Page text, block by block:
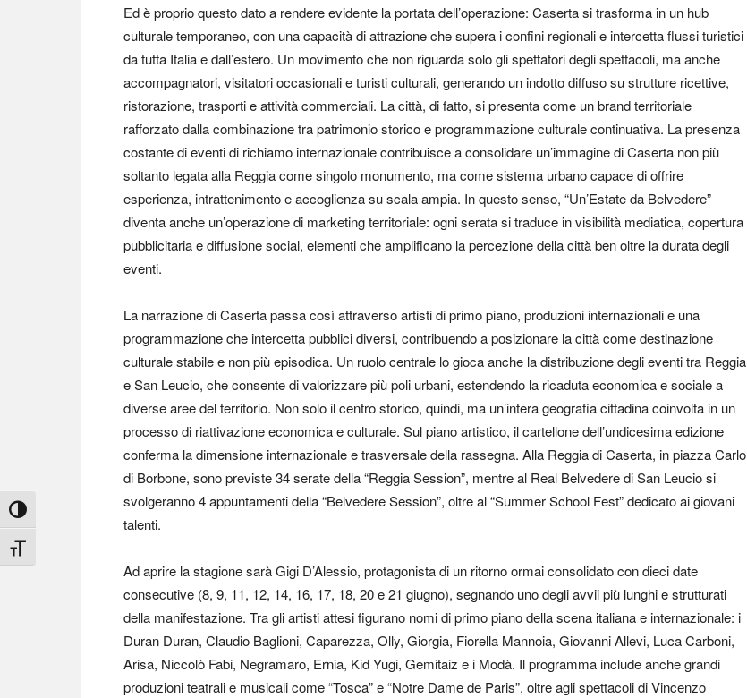
Attiva/disattiva alto contrasto
Attiva/disattiva dimensione testo
Ed è proprio questo dato a rendere evidente la portata dell’operazione: Caserta si trasforma in un hub
culturale temporaneo, con una capacità di attrazione che supera i confini regionali e intercetta flussi turistici
da tutta Italia e dall’estero. Un movimento che non riguarda solo gli spettatori degli spettacoli, ma anche
accompagnatori, visitatori occasionali e turisti culturali, generando un indotto diffuso su strutture ricettive,
ristorazione, trasporti e attività commerciali. La città, di fatto, si presenta come un brand territoriale
rafforzato dalla combinazione tra patrimonio storico e programmazione culturale continuativa. La presenza
costante di eventi di richiamo internazionale contribuisce a consolidare un’immagine di Caserta non più
soltanto legata alla Reggia come singolo monumento, ma come sistema urbano capace di offrire
esperienza, intrattenimento e accoglienza su scala ampia. In questo senso, “Un’Estate da Belvedere”
diventa anche un’operazione di marketing territoriale: ogni serata si traduce in visibilità mediatica, copertura
pubblicitaria e diffusione social, elementi che amplificano la percezione della città ben oltre la durata degli
eventi.
La narrazione di Caserta passa così attraverso artisti di primo piano, produzioni internazionali e una
programmazione che intercetta pubblici diversi, contribuendo a posizionare la città come destinazione
culturale stabile e non più episodica. Un ruolo centrale lo gioca anche la distribuzione degli eventi tra Reggia
e San Leucio, che consente di valorizzare più poli urbani, estendendo la ricaduta economica e sociale a
diverse aree del territorio. Non solo il centro storico, quindi, ma un’intera geografia cittadina coinvolta in un
processo di riattivazione economica e culturale. Sul piano artistico, il cartellone dell’undicesima edizione
conferma la dimensione internazionale e trasversale della rassegna. Alla Reggia di Caserta, in piazza Carlo
di Borbone, sono previste 34 serate della “Reggia Session”, mentre al Real Belvedere di San Leucio si
svolgeranno 4 appuntamenti della “Belvedere Session”, oltre al “Summer School Fest” dedicato ai giovani
talenti.
Ad aprire la stagione sarà Gigi D’Alessio, protagonista di un ritorno ormai consolidato con dieci date
consecutive (8, 9, 11, 12, 14, 16, 17, 18, 20 e 21 giugno), segnando uno degli avvii più lunghi e strutturati
della manifestazione. Tra gli artisti attesi figurano nomi di primo piano della scena italiana e internazionale: i
Duran Duran, Claudio Baglioni, Caparezza, Olly, Giorgia, Fiorella Mannoia, Giovanni Allevi, Luca Carboni,
Arisa, Niccolò Fabi, Negramaro, Ernia, Kid Yugi, Gemitaiz e i Modà. Il programma include anche grandi
produzioni teatrali e musicali come “Tosca” e “Notre Dame de Paris”, oltre agli spettacoli di Vincenzo